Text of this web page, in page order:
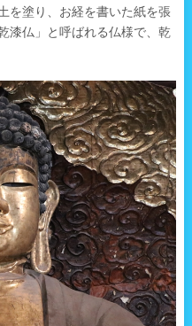
を塗り、お経を書いた紙を張
漆仏」と呼ばれる仏様で、乾